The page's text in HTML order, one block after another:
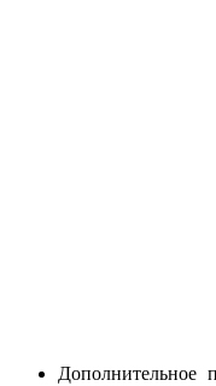
Дополнительное